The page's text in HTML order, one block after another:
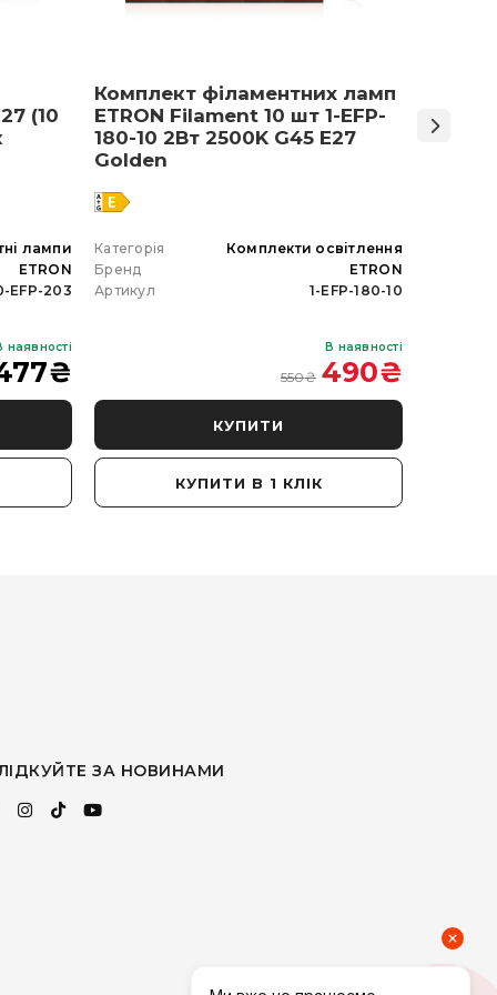
(10
лампи
ETRON
EFP-203
наявності
₴
Комплект філаментних ламп
ETRON Filament 10 шт 1-EFP-
180-10 2Вт 2500K G45 E27
Golden
Категорія
Комплекти освітлення
Бренд
ETRON
Артикул
1-EFP-180-10
В наявності
550₴ 490₴
КУПИТИ
КУПИТИ В 1 КЛІК
48 Вт
ЗА НОВИНАМИ